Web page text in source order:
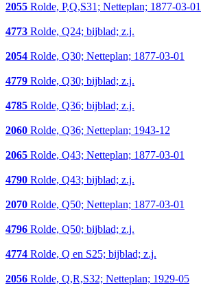
2055 Rolde, P,Q,S31; Netteplan; 1877-03-01
4773 Rolde, Q24; bijblad; z.j.
2054 Rolde, Q30; Netteplan; 1877-03-01
4779 Rolde, Q30; bijblad; z.j.
4785 Rolde, Q36; bijblad; z.j.
2060 Rolde, Q36; Netteplan; 1943-12
2065 Rolde, Q43; Netteplan; 1877-03-01
4790 Rolde, Q43; bijblad; z.j.
2070 Rolde, Q50; Netteplan; 1877-03-01
4796 Rolde, Q50; bijblad; z.j.
4774 Rolde, Q en S25; bijblad; z.j.
2056 Rolde, Q,R,S32; Netteplan; 1929-05